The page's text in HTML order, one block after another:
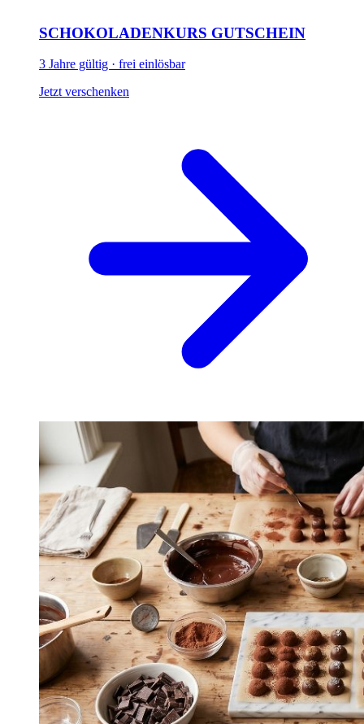
SCHOKOLADENKURS GUTSCHEIN
3 Jahre gültig · frei einlösbar
Jetzt verschenken